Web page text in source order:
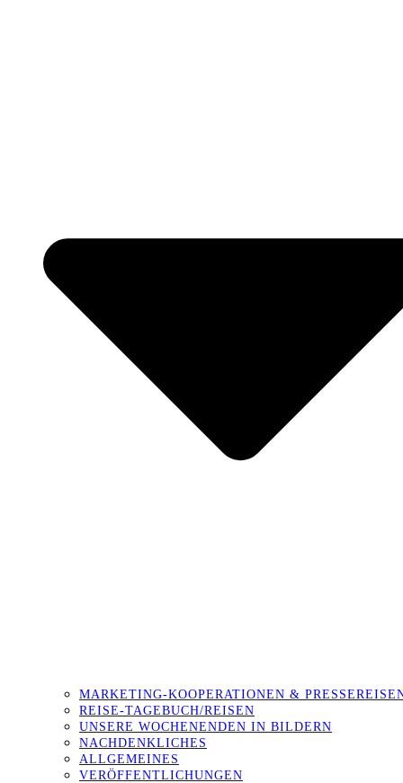
MARKETING-KOOPERATIONEN &
REISE-TAGEBUCH/REISEN
UNSERE WOCHENENDEN IN BILDERN
NACHDENKLICHES
ALLGEMEINES
VERÖFFENTLICHUNGEN